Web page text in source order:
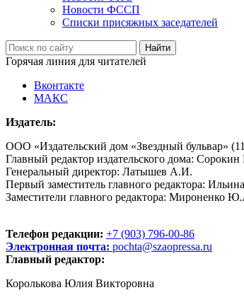
Новости ФССП
Списки присяжных заседателей
Горячая линия для читателей
Вконтакте
МАКС
Издатель:
ООО «Издательский дом «Звездный бульвар»
Главный редактор издательского дома:
Генеральный директор: Латышев А.И.
Первый заместитель главного редактора:
Заместители главного редактора:
Телефон редакции: +7 (903) 796-00-86
Электронная почта: pochta@szaopressa.ru
Главный редактор:
Королькова Юлия Викторовна